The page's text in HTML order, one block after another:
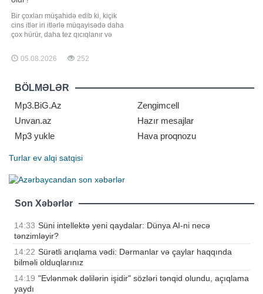
Bir çoxları müşahidə edib ki, kiçik
cins itlər iri itlərlə müqayisədə daha
çox hürür, daha tez qıcıqlanır və
qarşı aqressiv davranış nümayiş
etdirirlər. Baytarlar bildirirlər ki,
səbəb dayanır. xarici mediaya
istinadən xəbər verir ki,
05.08.2026 252
BÖLMƏLƏR
Mp3.BiG.Az
Zengimcell
Unvan.az
Hazır mesajlar
Mp3 yukle
Hava proqnozu
Turlar ev alqi satqisi
Son Xəbərlər
14:33 Süni intellektə yeni qaydalar: Dünya AI-ni necə
tənzimləyir?
14:22 Sürətli arıqlama vədi: Dərmanlar və çaylar haqqında
bilməli olduqlarınız
14:19 "Evlənmək dəlilərin işidir" sözləri tənqid olundu, açıqlama
yaydı